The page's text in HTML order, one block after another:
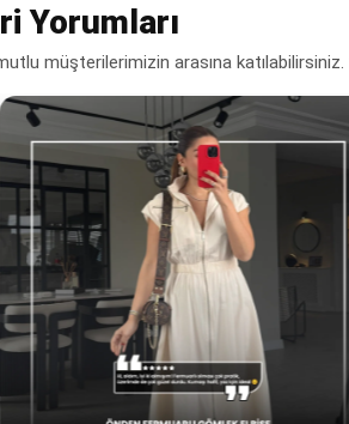
Yorumları
müşterilerimizin arasına katılabilirsiniz.